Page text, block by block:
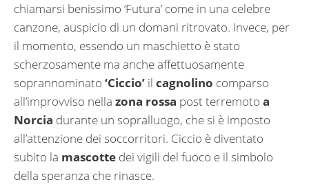
chiamarsi benissimo ‘Futura’ come in una celebre
canzone, auspicio di un domani ritrovato. Invece, per
il momento, essendo un maschietto è stato
scherzosamente ma anche affettuosamente
soprannominato ‘Ciccio’ il cagnolino comparso
all’improvviso nella zona rossa post terremoto a
Norcia durante un sopralluogo, che si è imposto
all’attenzione dei soccorritori. Ciccio è diventato
subito la mascotte dei vigili del fuoco e il simbolo
della speranza che rinasce.